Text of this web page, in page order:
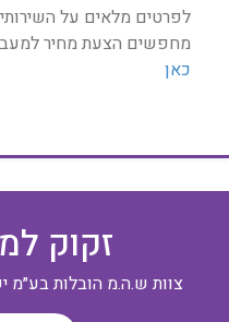
לפרטים מלאים על
מחפשים הצעת מחיר
כאן
זקוק
צוות ש.ה.מ הובלות